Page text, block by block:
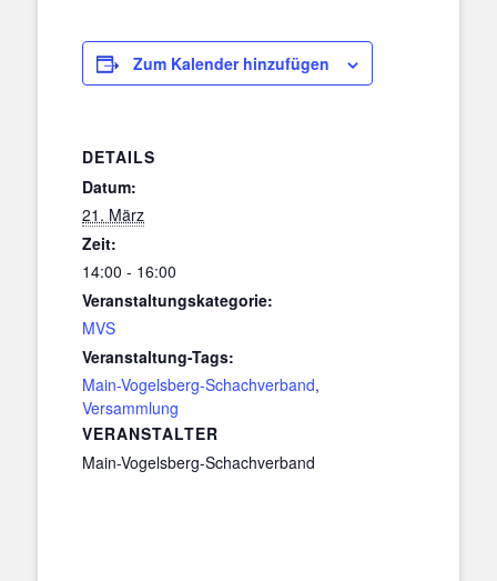
Zum Kalender hinzufügen
DETAILS
Datum:
21. März
Zeit:
14:00 - 16:00
Veranstaltungskategorie:
MVS
Veranstaltung-Tags:
Main-Vogelsberg-Schachverband,
Versammlung
VERANSTALTER
Main-Vogelsberg-Schachverband